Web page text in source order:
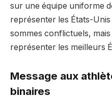
sur une équipe uniforme
représenter les États-
sommes conflictuels,
représenter les meilleurs
Message aux
binaires